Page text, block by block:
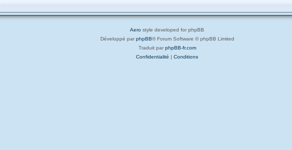
Aero style developed for phpBB
Développé par phpBB® Forum Software © phpBB Limited
Traduit par phpBB-fr.com
Confidentialité | Conditions